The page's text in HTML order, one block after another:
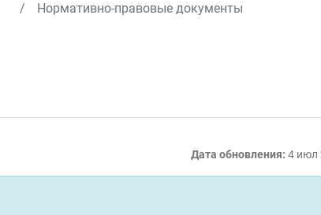
Нормативно-правовые документы
Дата обновления: 4 июл